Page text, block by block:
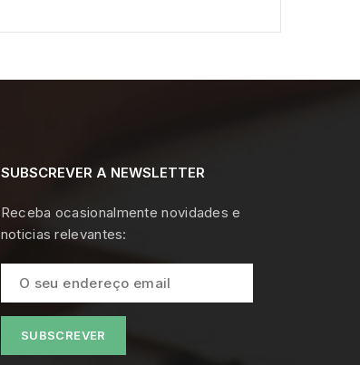
SUBSCREVER A NEWSLETTER
Receba ocasionalmente novidades e
noticias relevantes: